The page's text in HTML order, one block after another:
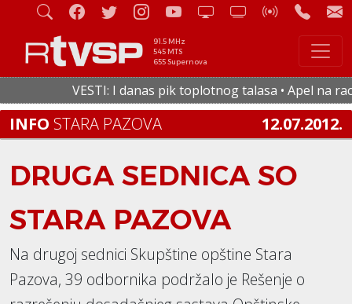
91.5 MHz
545 MTS
655 Supernova
VESTI: I danas pik toplotnog talasa • Apel na
INFO STARA PAZOVA 12.07.2012.
DRUGA SEDNICA SO
STARA PAZOVA
Na drugoj sednici Skupštine opštine Stara
Pazova, 39 odbornika podržalo je Rešenje o